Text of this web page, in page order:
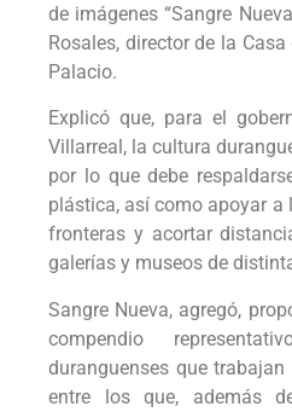
de imágenes “Sangre
Rosales, director de la
Palacio.
Explicó que, para el
Villarreal, la cultura
por lo que debe
plástica, así como apoyar a
fronteras y acortar
galerías y museos de
Sangre Nueva, agregó,
compendio
duranguenses que
entre los que, además